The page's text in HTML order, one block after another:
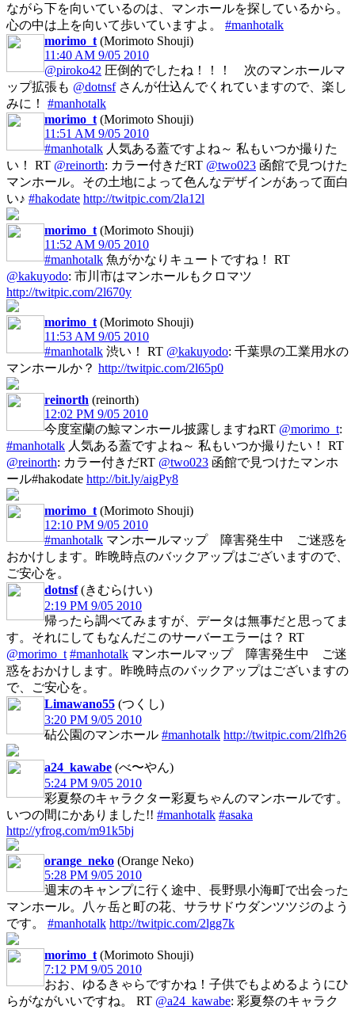
ながら下を向いているのは、マンホールを探しているから。
心の中は上を向いて歩いていますよ。 #manhotalk
morimo_t (Morimoto Shouji)
11:40 AM 9/05 2010
@piroko42 圧倒的でしたね！！！ 次のマンホールマ
ップ拡張も @dotnsfさんが仕込んでくれていますので、楽し
みに！ #manhotalk
morimo_t (Morimoto Shouji)
11:51 AM 9/05 2010
#manhotalk 人気ある蓋ですよね～ 私もいつか撮りた
い！ RT @reinorth: カラー付きだRT @two023 函館で見つけた
マンホール。その土地によって色んなデザインがあって面白
い♪ #hakodate http://twitpic.com/2la12l
morimo_t (Morimoto Shouji)
11:52 AM 9/05 2010
#manhotalk 魚がかなりキュートですね！ RT
@kakuyodo: 市川市はマンホールもクロマツ
http://twitpic.com/2l670y
morimo_t (Morimoto Shouji)
11:53 AM 9/05 2010
#manhotalk 渋い！ RT @kakuyodo: 千葉県の工業用水の
マンホールか？ http://twitpic.com/2l65p0
reinorth (reinorth)
12:02 PM 9/05 2010
今度室蘭の鯨マンホール披露しますねRT @morimo_t:
#manhotalk 人気ある蓋ですよね～ 私もいつか撮りたい！ RT
@reinorth: カラー付きだRT @two023 函館で見つけたマンホ
ール#hakodate http://bit.ly/aigPy8
morimo_t (Morimoto Shouji)
12:10 PM 9/05 2010
#manhotalk マンホールマップ 障害発生中 ご迷惑を
おかけします。昨晩時点のバックアップはございますので、
ご安心を。
dotnsf(きむらけい)
2:19 PM 9/05 2010
帰ったら調べてみますが、データは無事だと思ってま
す。それにしてもなんだこのサーバーエラーは？ RT
@morimo_t #manhotalk マンホールマップ 障害発生中 ご迷
惑をおかけします。昨晩時点のバックアップはございますの
で、ご安心を。
Limawano55 (つくし)
3:20 PM 9/05 2010
砧公園のマンホール #manhotalk http://twitpic.com/2lfh26
a24_kawabe (べ〜やん)
5:24 PM 9/05 2010
彩夏祭のキャラクター彩夏ちゃんのマンホールです。
いつの間にかありました!! #manhotalk #asaka
http://yfrog.com/m91k5bj
orange_neko (Orange Neko)
5:28 PM 9/05 2010
週末のキャンプに行く途中、長野県小海町で出会った
マンホール。八ヶ岳と町の花、サラサドウダンツツジのよう
です。 #manhotalk http://twitpic.com/2lgg7k
morimo_t (Morimoto Shouji)
7:12 PM 9/05 2010
おお、ゆるきゃらですかね！子供でもよめるようにひ
らがながいいですね。 RT @a24_kawabe: 彩夏祭のキャラク